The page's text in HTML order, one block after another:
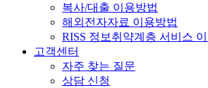
복사/대출 이용방법
해외전자자료 이용방법
RISS 정보취약계층 서비스
고객센터
자주 찾는 질문
상담 신청